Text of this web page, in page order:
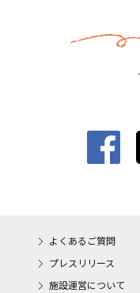
よくあるご質問
プレスリリース
施設運営について